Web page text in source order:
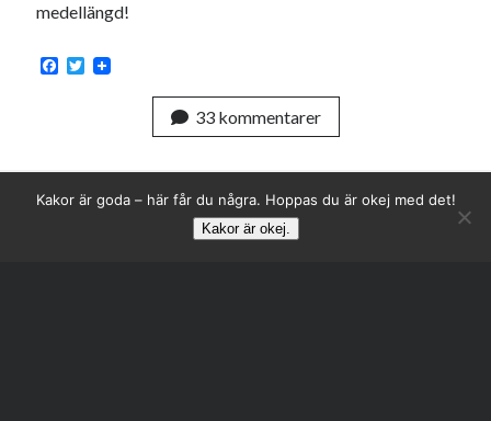
medellängd!
F
o
T
r
33 kommentarer
Kakor är goda – här får du några. Hoppas du är okej med det!
Kakor är okej.